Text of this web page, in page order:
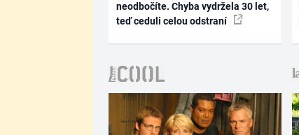
neodbočíte. Chyba vydržela 30 let,
teď ceduli celou odstraní